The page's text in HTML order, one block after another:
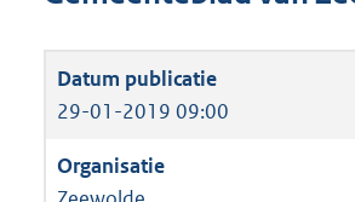
29-01-2019 09:00